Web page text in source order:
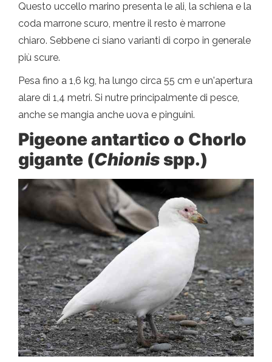
Questo uccello marino presenta le ali, la schiena e la
coda marrone scuro, mentre il resto è marrone
chiaro. Sebbene ci siano varianti di corpo in generale
più scure.
Pesa fino a 1,6 kg, ha lungo circa 55 cm e un'apertura
alare di 1,4 metri. Si nutre principalmente di pesce,
anche se mangia anche uova e pinguini.
Pigeone antartico o Chorlo
gigante (Chionisspp.)